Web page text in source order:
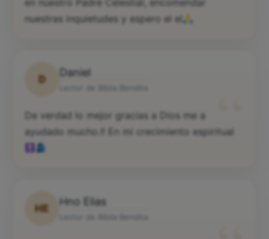
en nuestro Padre Celestial, encomendar
nuestras inquietudes y espero el el
D
Daniel
“
De verdad lo mejor gracias a Dios me a
ayudado mucho.!! En mi crecimiento espiritual
HE
Hno Elias